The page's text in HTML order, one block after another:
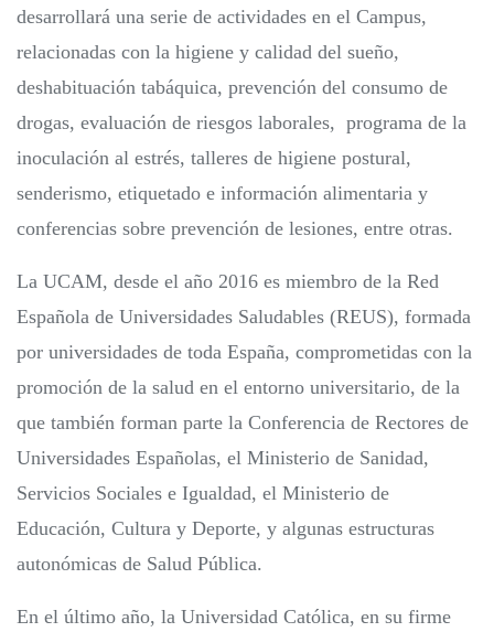
desarrollará una serie de actividades en el Campus,
relacionadas con la higiene y calidad del sueño,
deshabituación tabáquica, prevención del consumo de
drogas, evaluación de riesgos laborales, programa de la
inoculación al estrés, talleres de higiene postural,
senderismo, etiquetado e información alimentaria y
conferencias sobre prevención de lesiones, entre otras.
La UCAM, desde el año 2016 es miembro de la Red
Española de Universidades Saludables (REUS), formada
por universidades de toda España, comprometidas con la
promoción de la salud en el entorno universitario, de la
que también forman parte la Conferencia de Rectores de
Universidades Españolas, el Ministerio de Sanidad,
Servicios Sociales e Igualdad, el Ministerio de
Educación, Cultura y Deporte, y algunas estructuras
autonómicas de Salud Pública.
En el último año, la Universidad Católica, en su firme